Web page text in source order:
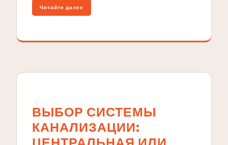
Читайте далее
ВЫБОР СИСТЕМЫ
КАНАЛИЗАЦИИ: